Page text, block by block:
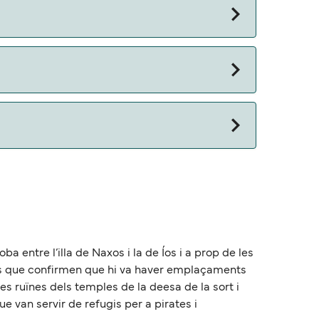
entre l’illa de Naxos i la de Íos i a prop de les
que confirmen que hi va haver emplaçaments
ruïnes dels temples de la deesa de la sort i
van servir de refugis per a pirates i